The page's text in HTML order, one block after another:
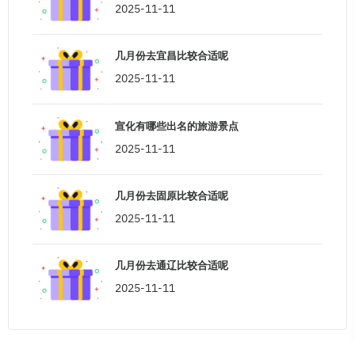
2025-11-11
几月份去宜昌比较合适呢
2025-11-11
宣化有哪些出名的旅游景点
2025-11-11
几月份去固原比较合适呢
2025-11-11
几月份去通辽比较合适呢
2025-11-11